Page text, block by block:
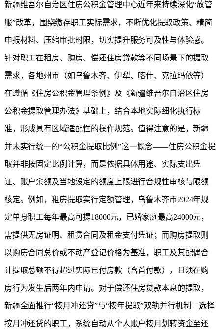
新疆维吾尔自治区住房公积金管理中心近年来持续深化“放管
服”改革，围绕缴存职工实际需求，不断优化提取政策、精简
申报材料、压缩审批时限，切实提升服务可及性与体验感。
针对职工在租房、购房、偿还住房贷款等不同场景下的提取
需求，各地州市（如乌鲁木齐、伊犁、喀什、克拉玛依等）
在遵循《住房公积金管理条例》及《新疆维吾尔自治区住房
公积金提取管理办法》基础上，结合本地实际细化执行标
准，形成具有区域适配性的操作规范。值得注意的是，新疆
并未实行统一的“公积金提取比例”这一概念——住房公积金提
取并非按固定比例计算，而是依据具体用途、实际支出凭
证、账户余额及当地设定的额度上限进行合规性审核与限额
核定。例如，租房提取实行定额管理，乌鲁木齐市2024年规
定单身职工每年最高可提18000元，已婚家庭最高24000元，
需提供无房证明、租赁合同及租金支付凭证；而购房提取则
以购房合同总价或不动产登记价格为基准，职工及其配偶合
计提取总额不得超过实际已付房款（含首付款），且须在购
房行为发生后两年内申请。对于偿还住房贷款本息的提取，
新疆全面推行“按月冲还贷”与“按年提取”双轨并行机制：选择
按月冲还贷的职工，系统自动从个人账户按月划转资金至还